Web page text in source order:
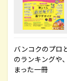
バンコクのプロ
のランキングや
まった一冊